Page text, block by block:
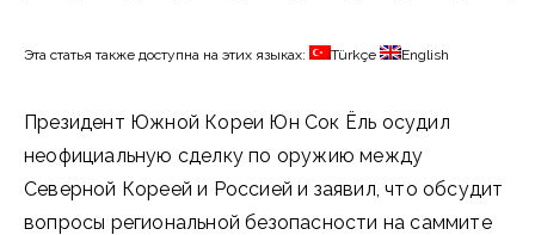
Эта статья также доступна на этих языках: Türkçe English
Президент Южной Кореи Юн Сок Ёль осудил
неофициальную сделку по оружию между
Северной Кореей и Россией и заявил, что обсудит
вопросы региональной безопасности на саммите